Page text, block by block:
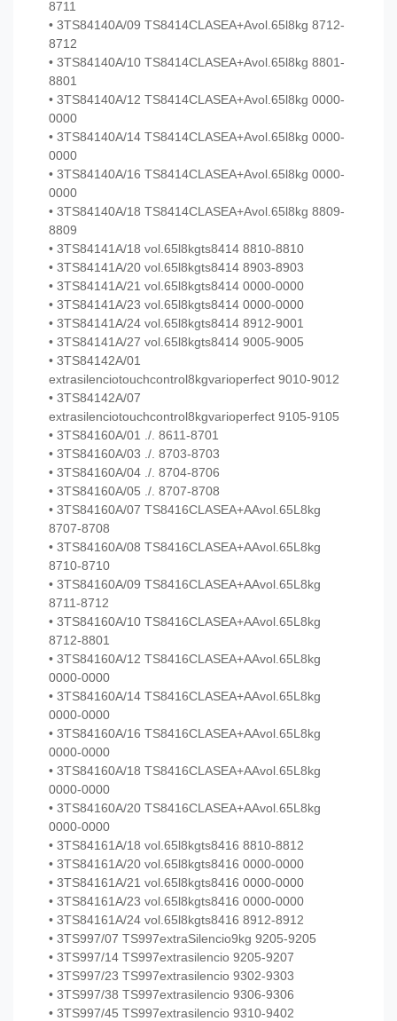
8711
• 3TS84140A/09 TS8414CLASEA+Avol.65l8kg 8712-
8712
• 3TS84140A/10 TS8414CLASEA+Avol.65l8kg 8801-
8801
• 3TS84140A/12 TS8414CLASEA+Avol.65l8kg 0000-
0000
• 3TS84140A/14 TS8414CLASEA+Avol.65l8kg 0000-
0000
• 3TS84140A/16 TS8414CLASEA+Avol.65l8kg 0000-
0000
• 3TS84140A/18 TS8414CLASEA+Avol.65l8kg 8809-
8809
• 3TS84141A/18 vol.65l8kgts8414 8810-8810
• 3TS84141A/20 vol.65l8kgts8414 8903-8903
• 3TS84141A/21 vol.65l8kgts8414 0000-0000
• 3TS84141A/23 vol.65l8kgts8414 0000-0000
• 3TS84141A/24 vol.65l8kgts8414 8912-9001
• 3TS84141A/27 vol.65l8kgts8414 9005-9005
• 3TS84142A/01
extrasilenciotouchcontrol8kgvarioperfect 9010-9012
• 3TS84142A/07
extrasilenciotouchcontrol8kgvarioperfect 9105-9105
• 3TS84160A/01 ./. 8611-8701
• 3TS84160A/03 ./. 8703-8703
• 3TS84160A/04 ./. 8704-8706
• 3TS84160A/05 ./. 8707-8708
• 3TS84160A/07 TS8416CLASEA+AAvol.65L8kg
8707-8708
• 3TS84160A/08 TS8416CLASEA+AAvol.65L8kg
8710-8710
• 3TS84160A/09 TS8416CLASEA+AAvol.65L8kg
8711-8712
• 3TS84160A/10 TS8416CLASEA+AAvol.65L8kg
8712-8801
• 3TS84160A/12 TS8416CLASEA+AAvol.65L8kg
0000-0000
• 3TS84160A/14 TS8416CLASEA+AAvol.65L8kg
0000-0000
• 3TS84160A/16 TS8416CLASEA+AAvol.65L8kg
0000-0000
• 3TS84160A/18 TS8416CLASEA+AAvol.65L8kg
0000-0000
• 3TS84160A/20 TS8416CLASEA+AAvol.65L8kg
0000-0000
• 3TS84161A/18 vol.65l8kgts8416 8810-8812
• 3TS84161A/20 vol.65l8kgts8416 0000-0000
• 3TS84161A/21 vol.65l8kgts8416 0000-0000
• 3TS84161A/23 vol.65l8kgts8416 0000-0000
• 3TS84161A/24 vol.65l8kgts8416 8912-8912
• 3TS997/07 TS997extraSilencio9kg 9205-9205
• 3TS997/14 TS997extrasilencio 9205-9207
• 3TS997/23 TS997extrasilencio 9302-9303
• 3TS997/38 TS997extrasilencio 9306-9306
• 3TS997/45 TS997extrasilencio 9310-9402